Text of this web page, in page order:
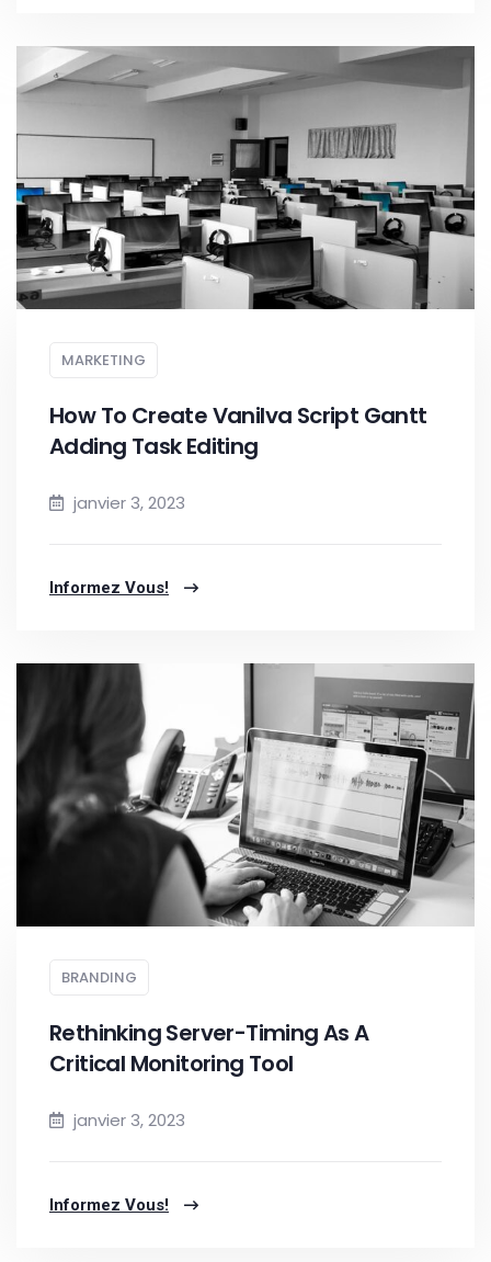
MARKETING
How To Create Vanilva Script Gantt
Adding Task Editing
janvier 3, 2023
Informez Vous!
BRANDING
Rethinking Server-Timing As A
Critical Monitoring Tool
janvier 3, 2023
Informez Vous!